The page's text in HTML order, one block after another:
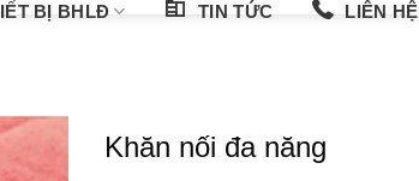
BỊ BHLĐ TIN TỨC LIÊN HỆ
Khăn nối đa năng